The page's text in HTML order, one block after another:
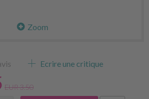
Zoom
Ecrire une critique
EUR 3.50